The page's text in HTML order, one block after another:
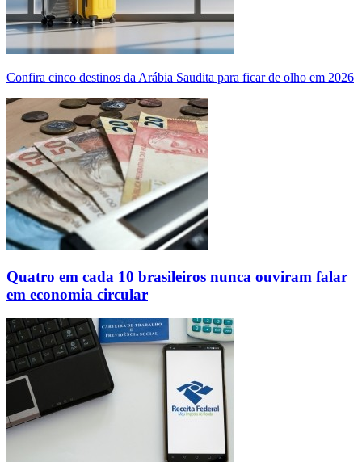
Confira cinco destinos da Arábia Saudita para ficar de olho em 2026
Quatro em cada 10 brasileiros nunca ouviram falar
em economia circular